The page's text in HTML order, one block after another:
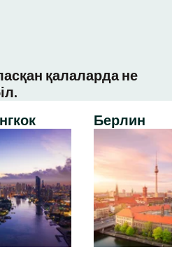
қалаларда не
Берлин